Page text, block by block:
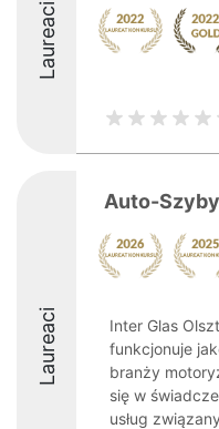
Laureaci
Laureaci
Auto-
Inter Glas
funkcjonuje
branży
się w
usług